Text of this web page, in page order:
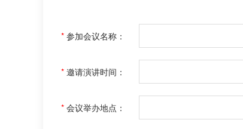
* 参加会议名称：
* 邀请演讲时间：
* 会议举办地点：